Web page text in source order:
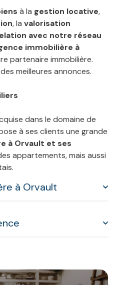
à la gestion locative,
, la valorisation
avec notre réseau
immobilière à
partenaire immobilière.
meilleures annonces.
dans le domaine de
à ses clients une grande
à Orvault et ses
appartements, mais aussi
à Orvault
tout au long de
.
conseils ou des